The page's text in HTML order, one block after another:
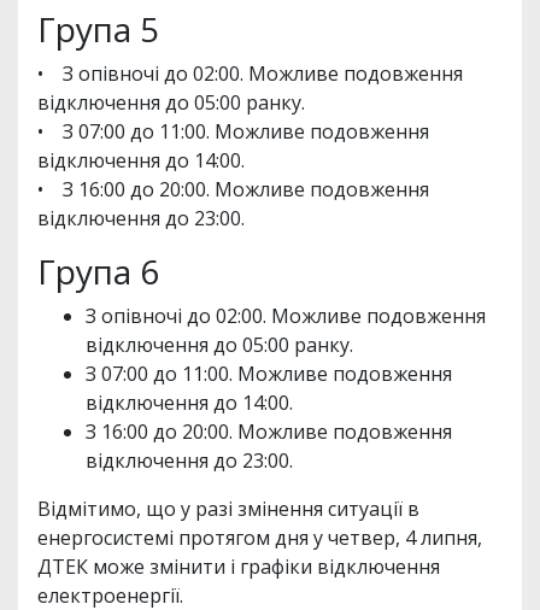
Група 5
• З опівночі до 02:00. Можливе подовження
відключення до 05:00 ранку.
• З 07:00 до 11:00. Можливе подовження
відключення до 14:00.
• З 16:00 до 20:00. Можливе подовження
відключення до 23:00.
Група 6
З опівночі до 02:00. Можливе подовження
відключення до 05:00 ранку.
З 07:00 до 11:00. Можливе подовження
відключення до 14:00.
З 16:00 до 20:00. Можливе подовження
відключення до 23:00.
Відмітимо, що у разі змінення ситуації в
енергосистемі протягом дня у четвер, 4 липня,
ДТЕК може змінити і графіки відключення
електроенергії.